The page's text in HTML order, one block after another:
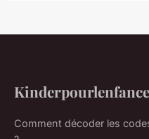
Kinderpourlenfance
Comment décoder les